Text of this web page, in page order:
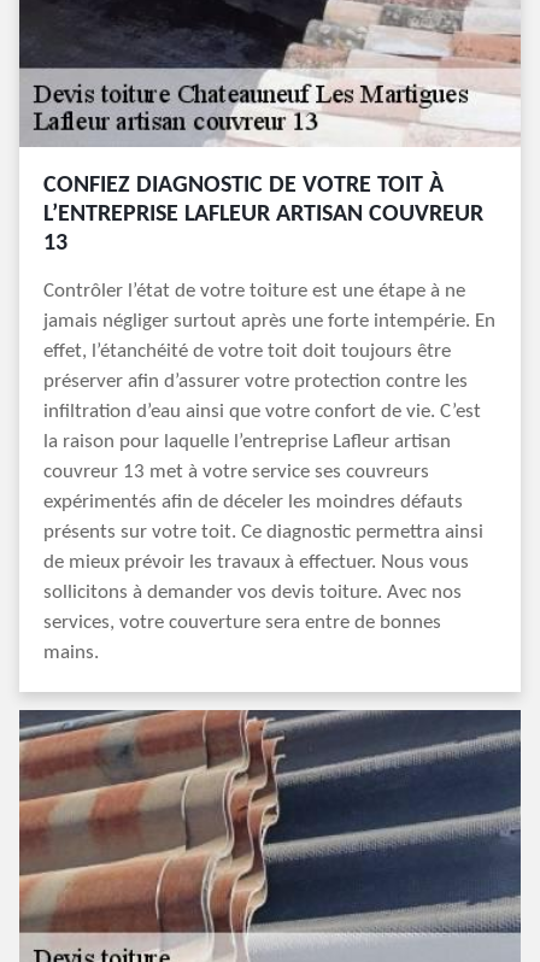
CONFIEZ DIAGNOSTIC DE VOTRE TOIT À
L’ENTREPRISE LAFLEUR ARTISAN COUVREUR
13
Contrôler l’état de votre toiture est une étape à ne
jamais négliger surtout après une forte intempérie. En
effet, l’étanchéité de votre toit doit toujours être
préserver afin d’assurer votre protection contre les
infiltration d’eau ainsi que votre confort de vie. C’est
la raison pour laquelle l’entreprise Lafleur artisan
couvreur 13 met à votre service ses couvreurs
expérimentés afin de déceler les moindres défauts
présents sur votre toit. Ce diagnostic permettra ainsi
de mieux prévoir les travaux à effectuer. Nous vous
sollicitons à demander vos devis toiture. Avec nos
services, votre couverture sera entre de bonnes
mains.